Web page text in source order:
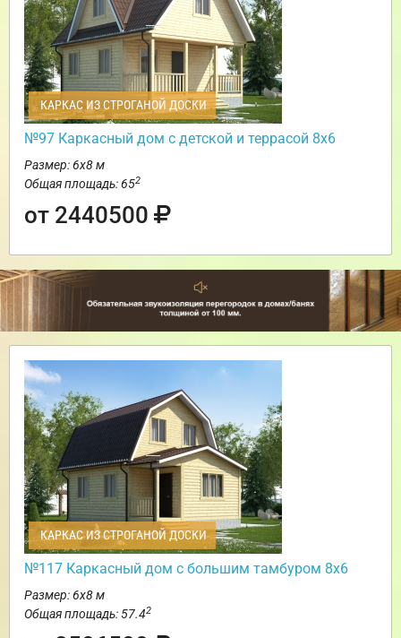
КАРКАС ИЗ СТРОГАНОЙ ДОСКИ
№97 Каркасный дом с детской и террасой 8х6
Размер: 6х8 м
Общая площадь: 652
от 2440500
КАРКАС ИЗ СТРОГАНОЙ ДОСКИ
№117 Каркасный дом с большим тамбуром 8х6
Размер: 6х8 м
Общая площадь: 57.42